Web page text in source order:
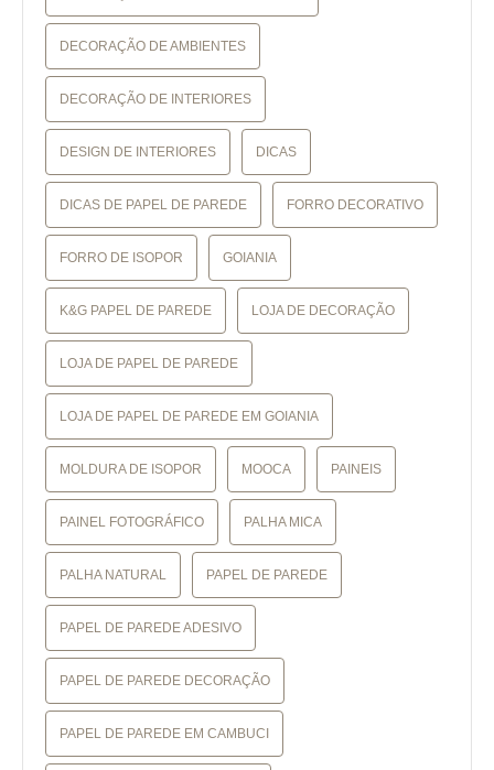
DECORAÇÃO DE AMBIENTES
DECORAÇÃO DE INTERIORES
DESIGN DE INTERIORES DICAS
DICAS DE PAPEL DE PAREDE FORRO DECORATIVO
FORRO DE ISOPOR GOIANIA
K&G PAPEL DE PAREDE LOJA DE DECORAÇÃO
LOJA DE PAPEL DE PAREDE
LOJA DE PAPEL DE PAREDE EM GOIANIA
MOLDURA DE ISOPOR MOOCA PAINEIS
PAINEL FOTOGRÁFICO PALHA MICA
PALHA NATURAL PAPEL DE PAREDE
PAPEL DE PAREDE ADESIVO
PAPEL DE PAREDE DECORAÇÃO
PAPEL DE PAREDE EM CAMBUCI